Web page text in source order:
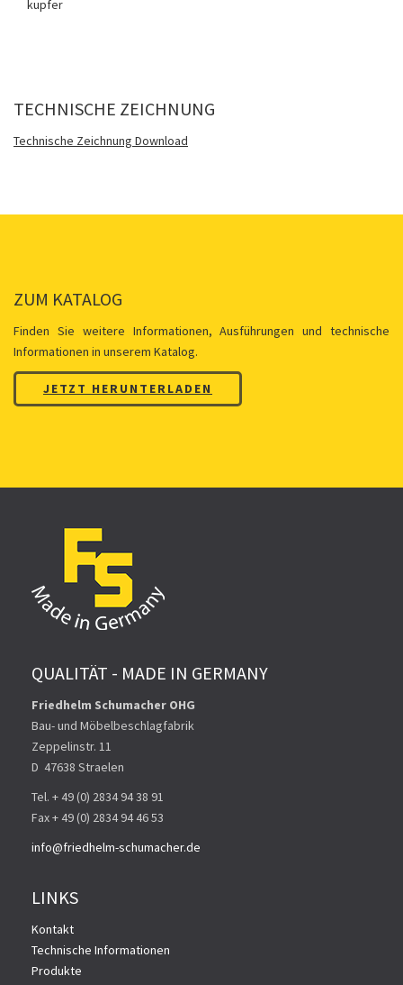
kupfer
TECHNISCHE ZEICHNUNG
Technische Zeichnung Download
ZUM KATALOG
Finden Sie weitere Informationen, Ausführungen und technische
Informationen in unserem Katalog.
JETZT HERUNTERLADEN
QUALITÄT - MADE IN GERMANY
Friedhelm Schumacher OHG
Bau- und Möbelbeschlagfabrik
Zeppelinstr. 11
D ­ 47638 Straelen
Tel. + 49 (0) 2834 94 38 91
Fax + 49 (0) 2834 94 46 53
info@friedhelm-schumacher.de
LINKS
Kontakt
Technische Informationen
Produkte